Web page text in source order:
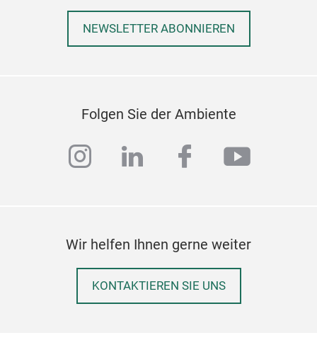
NEWSLETTER ABONNIEREN
Folgen Sie der Ambiente
instagram
linkedinfacebook
Wir helfen Ihnen gerne weiter
KONTAKTIEREN SIE UNS